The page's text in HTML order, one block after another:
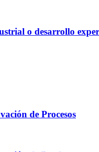
o desarrollo
de Procesos